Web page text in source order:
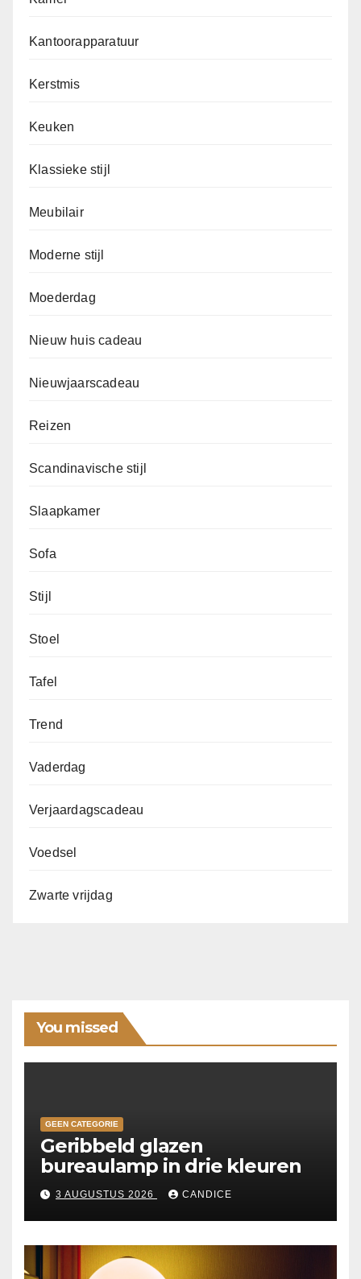
Kantoorapparatuur
Kerstmis
Keuken
Klassieke stijl
Meubilair
Moderne stijl
Moederdag
Nieuw huis cadeau
Nieuwjaarscadeau
Reizen
Scandinavische stijl
Slaapkamer
Sofa
Stijl
Stoel
Tafel
Trend
Vaderdag
Verjaardagscadeau
Voedsel
Zwarte vrijdag
You missed
GEEN CATEGORIE
Geribbeld glazen
bureaulamp in drie kleuren
3 AUGUSTUS 2026 CANDICE